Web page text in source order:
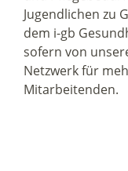
Jugendlichen zu
dem i-gb
sofern von
Netzwerk für
Mitarbeitenden.